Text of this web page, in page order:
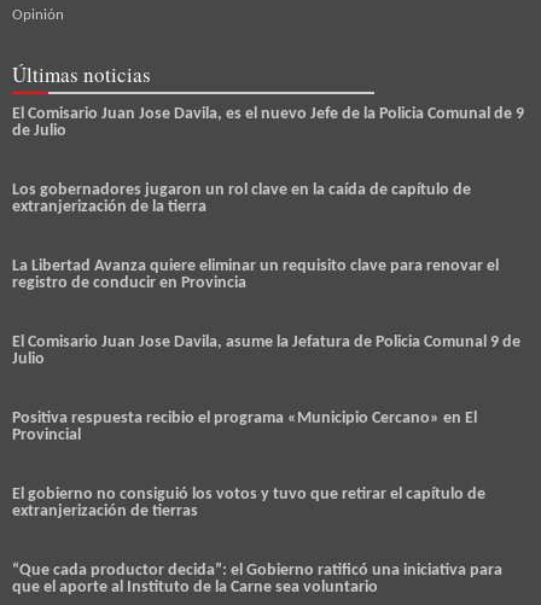
Opinión
Últimas noticias
El Comisario Juan Jose Davila, es el nuevo Jefe de la Policia Comunal de 9
de Julio
Los gobernadores jugaron un rol clave en la caída de capítulo de
extranjerización de la tierra
La Libertad Avanza quiere eliminar un requisito clave para renovar el
registro de conducir en Provincia
El Comisario Juan Jose Davila, asume la Jefatura de Policia Comunal 9 de
Julio
Positiva respuesta recibio el programa «Municipio Cercano» en El
Provincial
El gobierno no consiguió los votos y tuvo que retirar el capítulo de
extranjerización de tierras
“Que cada productor decida”: el Gobierno ratificó una iniciativa para
que el aporte al Instituto de la Carne sea voluntario